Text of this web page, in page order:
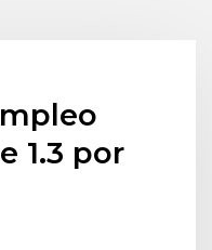
1.3 por